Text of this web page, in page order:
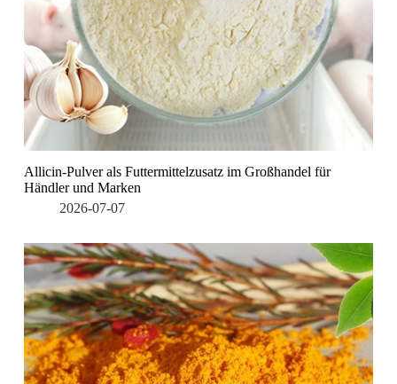
Allicin-Pulver als Futtermittelzusatz im Großhandel für
Händler und Marken
2026-07-07